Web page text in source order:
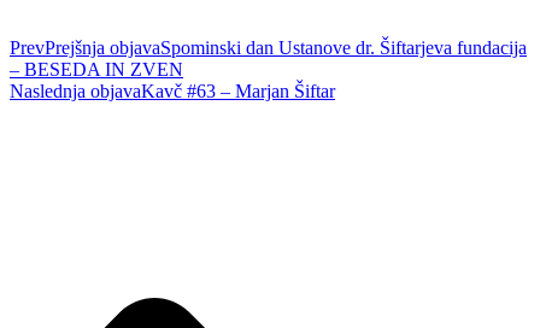
PrevPrejšnja objavaSpominski dan Ustanove dr. Šiftarjeva fundacija
– BESEDA IN ZVEN
Naslednja objavaKavč #63 – Marjan Šiftar